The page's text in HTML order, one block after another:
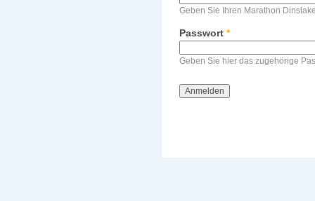
Geben Sie Ihren Marathon
Passwort *
Geben Sie hier das zugehörige